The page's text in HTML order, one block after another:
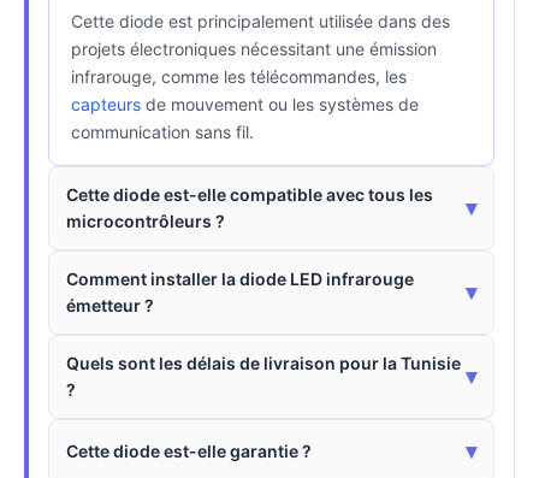
Cette diode est principalement utilisée dans des
projets électroniques nécessitant une émission
infrarouge, comme les télécommandes, les
capteurs de mouvement ou les systèmes de
communication sans fil.
Cette diode est-elle compatible avec tous les
microcontrôleurs ?
▾
Comment installer la diode LED infrarouge
émetteur ?
▾
Quels sont les délais de livraison pour la Tunisie
?
▾
Cette diode est-elle garantie ? ▾